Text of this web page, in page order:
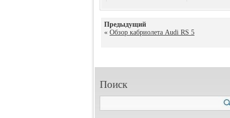
Предыдущий
« Обзор кабриолета Audi RS 5
Поиск